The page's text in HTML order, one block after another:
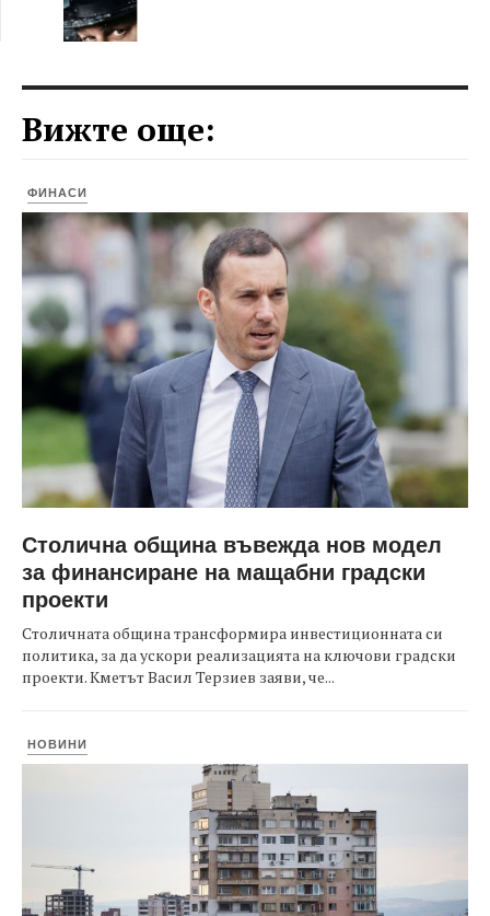
Вижте още:
ФИНАСИ
Столична община въвежда нов модел
за финансиране на мащабни градски
проекти
Столичната община трансформира инвестиционната си
политика, за да ускори реализацията на ключови градски
проекти. Кметът Васил Терзиев заяви, че...
НОВИНИ